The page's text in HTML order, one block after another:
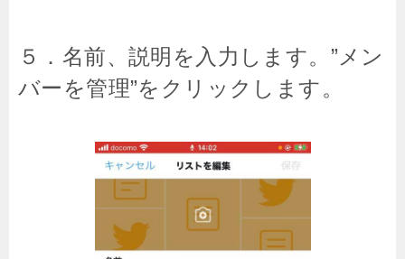
５．名前、説明を入力します。”メン
バーを管理”をクリックします。